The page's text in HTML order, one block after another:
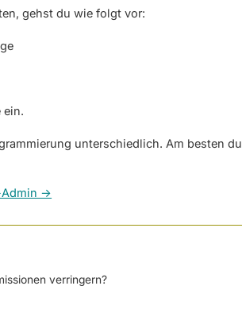
gehst du wie folgt vor:
ein.
unterschiedlich. Am besten du
->
verringern?